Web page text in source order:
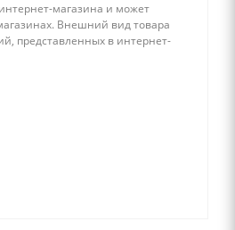
магазина и может
Внешний вид товара
представленных в интернет-